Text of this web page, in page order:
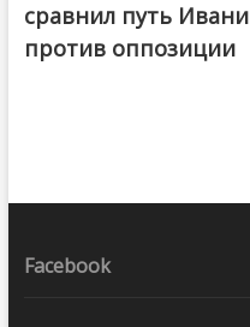
сравнил путь
против оппозиции
Facebook